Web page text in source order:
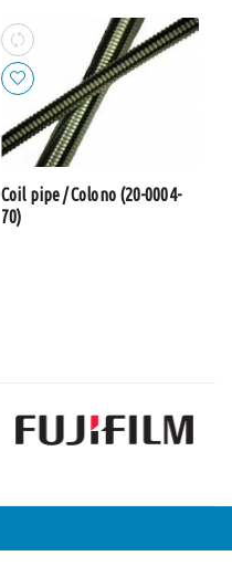
Coil pipe / Colono (20-0004-
70)